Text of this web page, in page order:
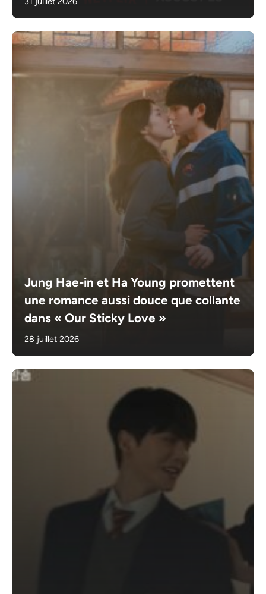
Jung Hae-in et Ha Young promettent
une romance aussi douce que collante
dans « Our Sticky Love »
28 juillet 2026